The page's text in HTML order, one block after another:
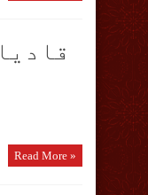
Read More »